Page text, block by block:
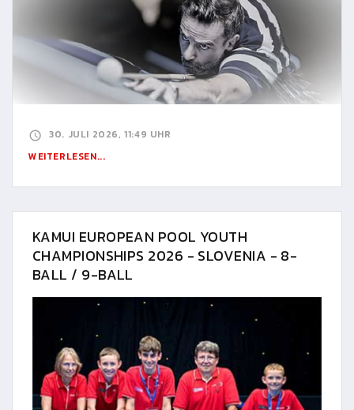
30. JULI 2026, 11:49 UHR
WEITERLESEN...
KAMUI EUROPEAN POOL YOUTH
CHAMPIONSHIPS 2026 - SLOVENIA - 8-
BALL / 9-BALL